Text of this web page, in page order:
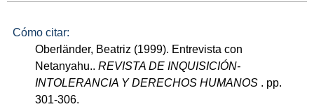
Cómo citar:
Oberländer, Beatriz (1999). Entrevista con
Netanyahu..REVISTA DE INQUISICIÓN-
INTOLERANCIA Y DERECHOS HUMANOS . pp.
301-306.